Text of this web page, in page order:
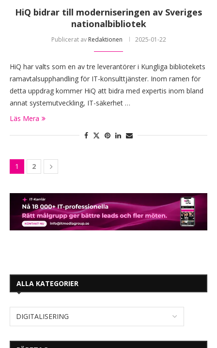
HiQ bidrar till moderniseringen av Sveriges
nationalbibliotek
Publicerat av Redaktionen 2025-01-22
HiQ har valts som en av tre leverantörer i Kungliga bibliotekets
ramavtalsupphandling för IT-konsulttjänster. Inom ramen för
detta uppdrag kommer HiQ att bidra med expertis inom bland
annat systemutveckling, IT-säkerhet …
Läs Mera
1 2
ALLA KATEGORIER